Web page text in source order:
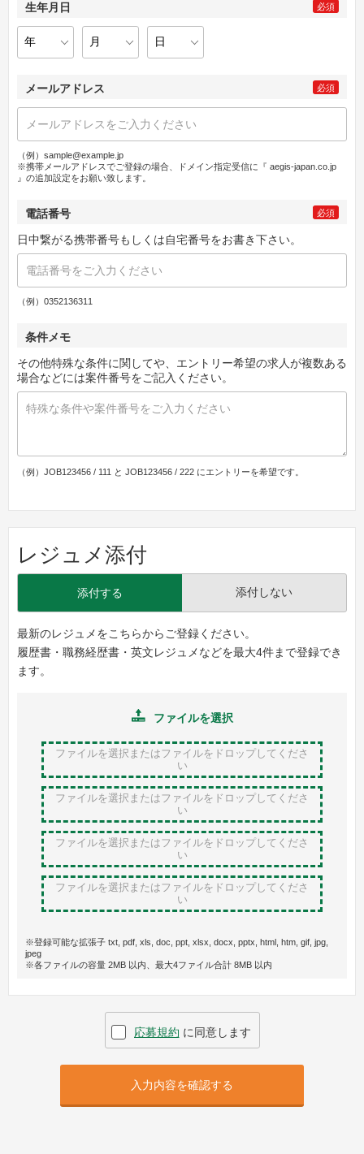
生年月日 必須
メールアドレス 必須
（例）sample@example.jp
※携帯メールアドレスでご登録の場合、ドメイン指定受信に『 aegis-japan.co.jp
』の追加設定をお願い致します。
電話番号 必須
日中繋がる携帯番号もしくは自宅番号をお書き下さい。
（例）0352136311
条件メモ
その他特殊な条件に関してや、エントリー希望の求人が複数ある
場合などには案件番号をご記入ください。
（例）JOB123456 / 111 と JOB123456 / 222 にエントリーを希望です。
レジュメ添付
添付する 添付しない
最新のレジュメをこちらからご登録ください。
履歴書・職務経歴書・英文レジュメなどを最大4件まで登録でき
ます。
ファイルを選択
ファイルを選択またはファイルをドロップしてくださ
い
ファイルを選択またはファイルをドロップしてくださ
い
ファイルを選択またはファイルをドロップしてくださ
い
ファイルを選択またはファイルをドロップしてくださ
い
※登録可能な拡張子 txt, pdf, xls, doc, ppt, xlsx, docx, pptx, html, htm, gif, jpg,
jpeg
※各ファイルの容量 2MB 以内、最大4ファイル合計 8MB 以内
応募規約 に同意します
入力内容を確認する